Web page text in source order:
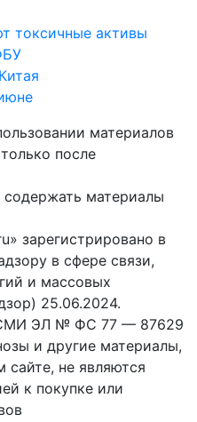
токсичные активы
материалов
после
материалы
зарегистрировано в
в сфере связи,
и массовых
25.06.2024.
СМИ ЭЛ № ФС 77 — 87629
и другие материалы,
сайте, не являются
к покупке или